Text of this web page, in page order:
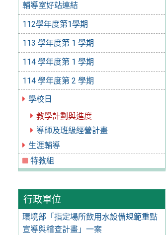
輔導室好站連結
112學年度第1學期
113 學年度第 1 學期
114 學年度第 1 學期
114 學年度第 2 學期
學校日
教學計劃與進度
導師及班級經營計畫
生涯輔導
特教組
行政單位
環境部「指定場所飲用水設備規範重點
宣導與稽查計畫」一案